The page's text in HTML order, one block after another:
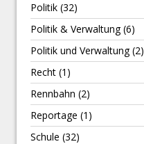
Politik (32)
Politik & Verwaltung(6)
Politik und Verwaltung(2)
Recht (1)
Rennbahn (2)
Reportage (1)
Schule (32)